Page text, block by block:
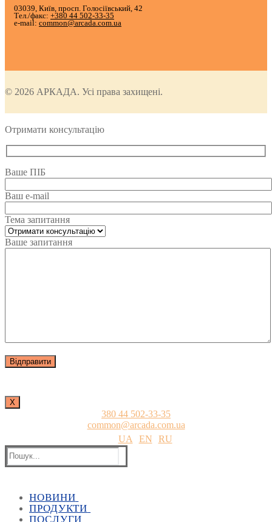
03039, Київ, просп. Голосіївський, 42
Тел./факс: +380 44 502-33-35
e-mail: common@arcada.com.ua
© 2026 АРКАДА. Усі права захищені.
Отримати консультацію
Ваше ПІБ
Ваш e-mail
Тема запитання
Ваше запитання
Х
380 44 502-33-35
common@arcada.com.ua
UA
EN
RU
Пошук:
НОВИНИ
Всі новини
Всі заходи
ПРОДУКТИ
Архітектура і будівництво
ПОСЛУГИ